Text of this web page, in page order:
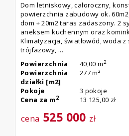
Dom letniskowy, całoroczny,
powierzchnia zabudowy ok.
dom + 20m2 taras zadaszony. 2
aneksem kuchennym oraz
Klimatyzacja, światłowód, woda
trójfazowy, ...
Powierzchnia
40,00 m2
Powierzchnia
działki [m2]
277 m²
Pokoje
3 pokoje
Cena za m 2 13 125,00 zł
cena 525 000 zł